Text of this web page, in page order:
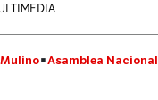
Asamblea Nacional